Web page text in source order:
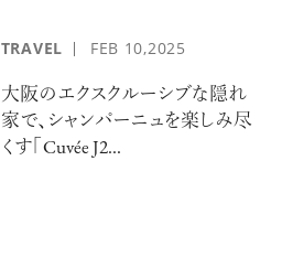
TRAVEL FEB 10,2025
大阪のエクスクルーシブな隠れ
家で、シャンパーニュを楽しみ尽
くす「Cuvée J2...